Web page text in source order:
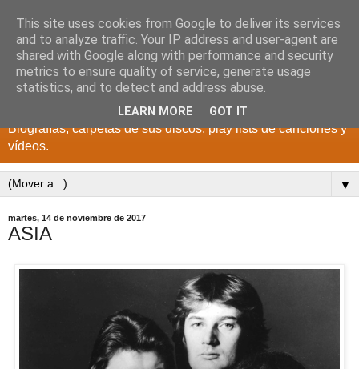
DISCOS PARA EL
RECUERDO
CANTANTES Y GRUPOS DE LOS AÑOS 1950 a 2022.
Biografías, carpetas de sus discos, play lists de canciones y
vídeos.
▼
martes, 14 de noviembre de 2017
ASIA
This site uses cookies from Google to deliver its services
and to analyze traffic. Your IP address and user-agent are
shared with Google along with performance and security
metrics to ensure quality of service, generate usage
statistics, and to detect and address abuse.
LEARN MORE GOT IT